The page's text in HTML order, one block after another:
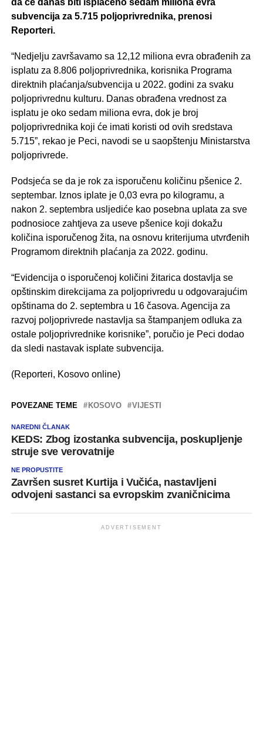
da će danas biti isplaćeno sedam miliona evra
subvencija za 5.715 poljoprivrednika, prenosi
Reporteri.
“Nedjelju završavamo sa 12,12 miliona evra obrađenih za
isplatu za 8.806 poljoprivrednika, korisnika Programa
direktnih plaćanja/subvencija u 2022. godini za svaku
poljoprivrednu kulturu. Danas obrađena vrednost za
isplatu je oko sedam miliona evra, dok je broj
poljoprivrednika koji će imati koristi od ovih sredstava
5.715”, rekao je Peci, navodi se u saopštenju Ministarstva
poljoprivrede.
Podsjeća se da je rok za isporučenu količinu pšenice 2.
septembar. Iznos iplate je 0,03 evra po kilogramu, a
nakon 2. septembra usljediće kao posebna uplata za sve
podnosioce zahtjeva za useve pšenice koji dokažu
količina isporučenog žita, na osnovu kriterijuma utvrđenih
Programom direktnih plaćanja za 2022. godinu.
“Evidencija o isporučenoj količini žitarica dostavlja se
opštinskim direkcijama za poljoprivredu u odgovarajućim
opštinama do 2. septembra u 16 časova. Agencija za
razvoj poljoprivrede nastavlja sa štampanjem odluka za
ostale poljoprivrednike korisnike”, poručio je Peci dodao
da sledi nastavak isplate subvencija.
(Reporteri, Kosovo online)
POVEZANE TEME KOSOVO VIJESTI
NAREDNI ČLANAK
KEDS: Zbog izostanka subvencija, poskupljenje
struje sve verovatnije
NE PROPUSTITE
Završen susret Kurtija i Vučića, nastavljeni
odvojeni sastanci sa evropskim zvaničnicima
ADVERTISEMENT